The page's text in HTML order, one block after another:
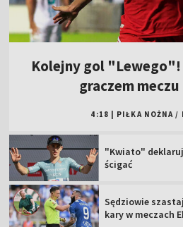
Kolejny gol "Lewego"!
graczem meczu
4:18 PIŁKA NOŻNA /
"Kwiato"
ścigać
Sędziowie
kary w meczach